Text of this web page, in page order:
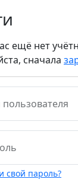
ещё нет
сначала
свой пароль?